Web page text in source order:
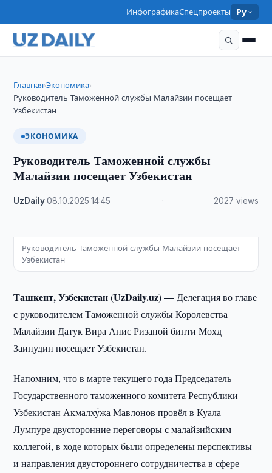
ИнфографикаСпецпроекты Ру
Главная›Экономика›
Руководитель Таможенной службы Малайзии посещает
Узбекистан
ЭКОНОМИКА
Руководитель Таможенной службы
Малайзии посещает Узбекистан
UzDaily·08.10.2025 ·14:45 2027 views
Руководитель Таможенной службы Малайзии посещает
Узбекистан
Ташкент, Узбекистан (UzDaily.uz) —Делегация во главе
с руководителем Таможенной службы Королевства
Малайзии Датук Вира Анис Ризаной бинти Мохд
Заинудин посещает Узбекистан.
Напомним, что в марте текущего года Председатель
Государственного таможенного комитета Республики
Узбекистан Акмалху́жа Мавлонов провёл в Куала-
Лумпуре двусторонние переговоры с малайзийским
коллегой, в ходе которых были определены перспективы
и направления двустороннего сотрудничества в сфере